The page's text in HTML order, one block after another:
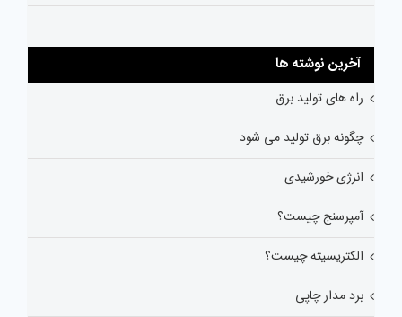
آخرین نوشته ها
راه های تولید برق
چگونه برق تولید می شود
انرژی خورشیدی
آمپرسنج چیست؟
الکتریسیته چیست؟
برد مدار چاپی